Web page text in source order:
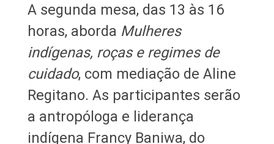
A segunda mesa, das 13 às 16
horas, aborda Mulheres
indígenas, roças e regimes de
cuidado, com mediação de Aline
Regitano. As participantes serão
a antropóloga e liderança
indígena Francy Baniwa, do